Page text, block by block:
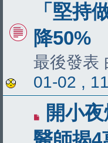
「堅持
降50%
最後發表
01-02 ,
開小